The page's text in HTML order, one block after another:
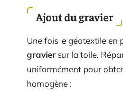
Ajout du gravier
Une fois le géotextile en
gravier sur la toile.
uniformément pour
homogène :